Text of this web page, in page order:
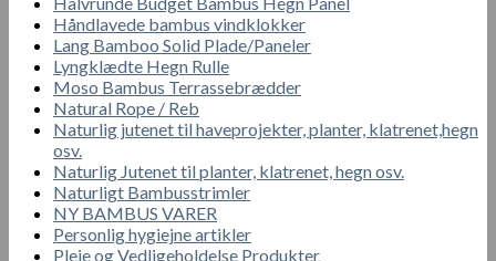
Håndlavede bambus vindklokker
Lang Bamboo Solid Plade/Paneler
Lyngklædte Hegn Rulle
Moso Bambus Terrassebrædder
Natural Rope / Reb
Naturlig jutenet til haveprojekter, planter, klatrenet,hegn
osv.
Naturlig Jutenet til planter, klatrenet, hegn osv.
Naturligt Bambusstrimler
NY BAMBUS VARER
Personlig hygiejne artikler
Pleje og Vedligeholdelse Produkter